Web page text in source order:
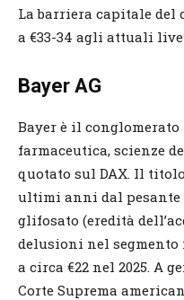
La barriera capitale
a €33-34 agli attuali
Bayer AG
Bayer è il
farmaceutica, scienze
quotato sul DAX. Il
ultimi anni dal pesante
glifosato (eredità
delusioni nel segmento
a circa €22 nel 2025. A
Corte Suprema